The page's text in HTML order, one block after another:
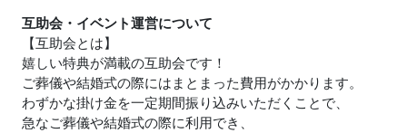
互助会・イベント運営について
【互助会とは】
嬉しい特典が満載の互助会です！
ご葬儀や結婚式の際にはまとまった費用がかかります。
わずかな掛け金を一定期間振り込みいただくことで、
急なご葬儀や結婚式の際に利用でき、